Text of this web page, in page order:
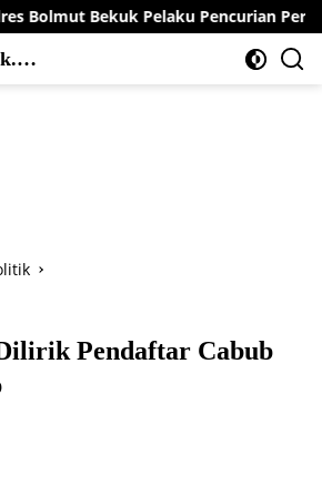
Pelaku Pencurian Perahu di
Pendaftar Cabub